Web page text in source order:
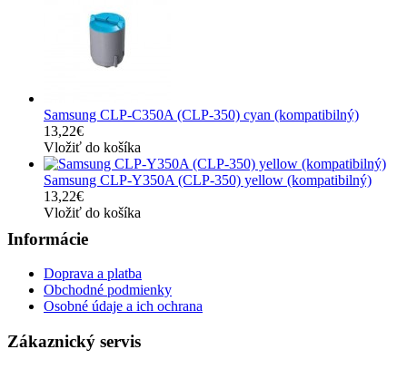
Samsung CLP-C350A (CLP-350) cyan (kompatibilný)
13,22€
Vložiť do košíka
Samsung CLP-Y350A (CLP-350) yellow (kompatibilný)
13,22€
Vložiť do košíka
Informácie
Doprava a platba
Obchodné podmienky
Osobné údaje a ich ochrana
Zákaznický servis